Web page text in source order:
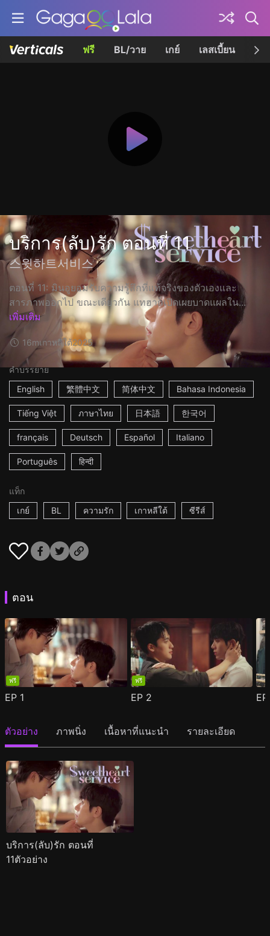
ฟรี BL/วาย เกย์ เลสเบี้ยน เค
บริการ(ลับ)รัก ตอนที่ 11
스윗하트서비스
ตอนที่ 11: มินอูยอมรับความรู้สึกที่แท้จริงของตัวเองและ
สารภาพออกไป ขณะเดียวกัน แทฮาก็เปิดเผยบาดแผลใน...
เพิ่มเติม
16mเกาหลีใต้2025
คำบรรยาย
English
繁體中文 简体中文 Bahasa Indonesia
Tiếng Việt ภาษาไทย 日本語 한국어
français Deutsch Español Italiano
Português हिन्दी
แท็ก
เกย์
BL ความรัก เกาหลีใต้ ซีรีส์
ตอน
ฟรี
EP 1
ฟรี
EP 2
ตัวอย่าง ภาพนิ่ง เนื้อหาที่แนะนำ รายละเอียด
บริการ(ลับ)รัก ตอนที่
11ตัวอย่าง